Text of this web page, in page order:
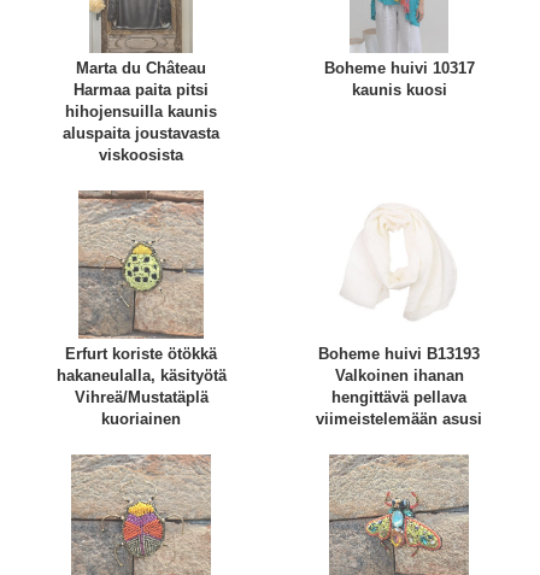
Marta du Château
Harmaa paita pitsi
hihojensuilla kaunis
aluspaita joustavasta
viskoosista
Boheme huivi 10317
kaunis kuosi
Erfurt koriste ötökkä
hakaneulalla, käsityötä
Vihreä/Mustatäplä
kuoriainen
Boheme huivi B13193
Valkoinen ihanan
hengittävä pellava
viimeistelemään asusi